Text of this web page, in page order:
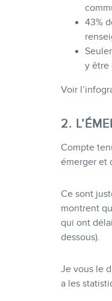
43%
y être
Voir
2.
Compte
émerger et
Ce sont
montrent
qui ont
dessous).
Je vous le
a les